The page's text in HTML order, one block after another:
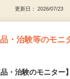
更新日： 2026/07/23
・治験等のモニ
品・治験のモニター